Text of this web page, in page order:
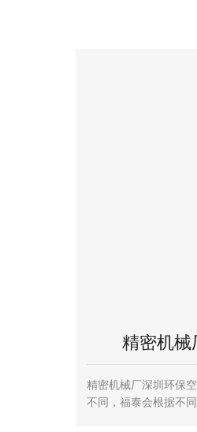
精密机
精密机械厂深圳环保空调降温案例
不同，福泰会根据不同